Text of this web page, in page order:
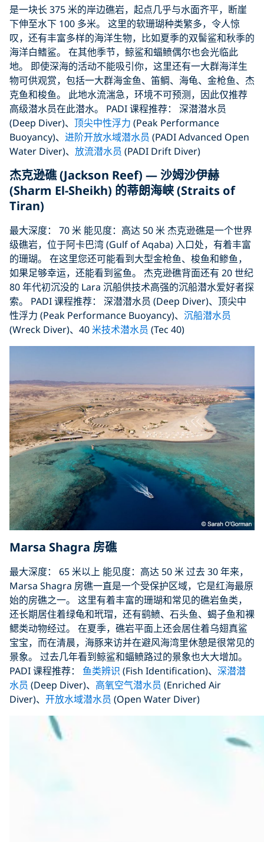
是一块长 375 米的岸边礁岩，起点几乎与水面齐平，断崖
下伸至水下 100 多米。 这里的软珊瑚种类繁多，令人惊
叹，还有丰富多样的海洋生物，比如夏季的双髻鲨和秋季的
海洋白鳍鲨。 在其他季节，鲸鲨和蝠鲼偶尔也会光临此
地。 即使深海的活动不能吸引你，这里还有一大群海洋生
物可供观赏，包括一大群海金鱼、笛鲷、海龟、金枪鱼、杰
克鱼和梭鱼。 此地水流湍急，环境不可预测，因此仅推荐
高级潜水员在此潜水。 PADI 课程推荐： 深潜潜水员
(Deep Diver)、 顶尖中性浮力 (Peak Performance
Buoyancy)、 进阶开放水域潜水员 (PADI Advanced Open
Water Diver)、 放流潜水员 (PADI Drift Diver)
杰克逊礁 (Jackson Reef) — 沙姆沙伊赫
(Sharm El-Sheikh) 的蒂朗海峡 (Straits of
Tiran)
最大深度： 70 米 能见度：高达 50 米 杰克逊礁是一个世界
级礁岩，位于阿卡巴湾 (Gulf of Aqaba) 入口处，有着丰富
的珊瑚。 在这里您还可能看到大型金枪鱼、梭鱼和鲹鱼，
如果足够幸运，还能看到鲨鱼。 杰克逊礁背面还有 20 世纪
80 年代初沉没的 Lara 沉船供技术高强的沉船潜水爱好者探
索。 PADI 课程推荐： 深潜潜水员 (Deep Diver)、顶尖中
性浮力 (Peak Performance Buoyancy)、 沉船潜水员
(Wreck Diver)、40 米技术潜水员 (Tec 40)
Marsa Shagra 房礁
最大深度： 65 米以上 能见度：高达 50 米 过去 30 年来，
Marsa Shagra 房礁一直是一个受保护区域，它是红海最原
始的房礁之一。 这里有着丰富的珊瑚和常见的礁岩鱼类，
还长期居住着绿龟和玳瑁，还有鹞鲼、石头鱼、蝎子鱼和裸
鳃类动物经过。 在夏季，礁岩平面上还会居住着乌翅真鲨
宝宝，而在清晨，海豚来访并在避风海湾里休憩是很常见的
景象。 过去几年看到鲸鲨和蝠鲼路过的景象也大大增加。
PADI 课程推荐： 鱼类辨识 (Fish Identification)、 深潜潜
水员 (Deep Diver)、 高氧空气潜水员 (Enriched Air
Diver)、 开放水域潜水员 (Open Water Diver)